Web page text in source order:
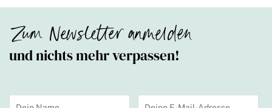
Zum Newsletter anmelden
und nichts mehr verpassen!